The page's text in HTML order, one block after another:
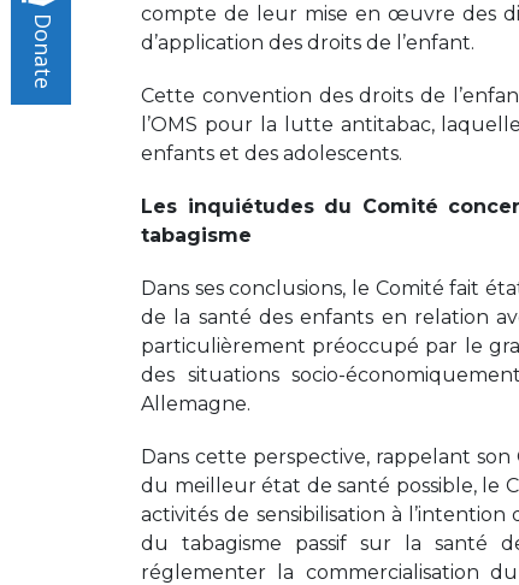
compte de leur mise en œuvre des
d’application des droits de l’enfant.
Cette convention des droits de
l’OMS pour la lutte antitabac,
enfants et des adolescents.
Les inquiétudes du Comité
tabagisme
Dans ses conclusions, le Comité fait
de la santé des enfants en relation
particulièrement préoccupé par le
des situations socio-
Allemagne.
Dans cette perspective, rappelant son
du meilleur état de santé possible, le
activités de sensibilisation à
du tabagisme passif sur la santé
réglementer la commercialisation
Donate